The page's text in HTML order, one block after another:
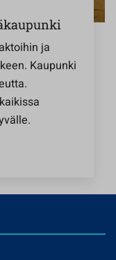
ja
Kaupunki